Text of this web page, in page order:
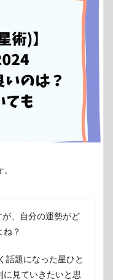
、自分の運勢がど
ね？
話題になった星ひと
見ていきたいと思